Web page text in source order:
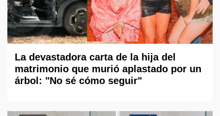
La devastadora carta de la hija del
matrimonio que murió aplastado por un
árbol: "No sé cómo seguir"